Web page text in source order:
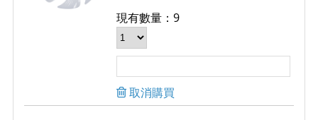
現有數量：9
取消購買